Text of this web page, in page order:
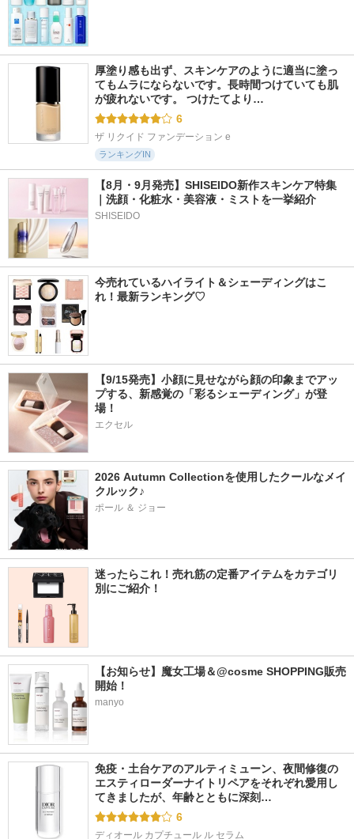
厚塗り感も出ず、スキンケアのように適当に塗っ
てもムラにならないです。長時間つけていても肌
が疲れないです。 つけたてより…
6
ザ リクイド ファンデーション e
ランキングIN
【8月・9月発売】SHISEIDO新作スキンケア特集
｜洗顔・化粧水・美容液・ミストを一挙紹介
SHISEIDO
今売れているハイライト＆シェーディングはこ
れ！最新ランキング♡
【9/15発売】小顔に見せながら顔の印象までアッ
プする、新感覚の「彩るシェーディング」が登
場！
エクセル
2026 Autumn Collectionを使用したクールなメイ
クルック♪
ポール ＆ ジョー
迷ったらこれ！売れ筋の定番アイテムをカテゴリ
別にご紹介！
【お知らせ】魔女工場＆@cosme SHOPPING販売
開始！
manyo
免疫・土台ケアのアルティミューン、夜間修復の
エスティローダーナイトリペアをそれぞれ愛用し
てきましたが、年齢とともに深刻…
6
ディオール カプチュール ル セラム